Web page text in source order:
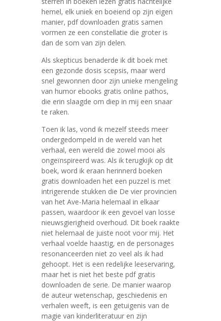
hemel, elk uniek en boeiend op zijn eigen
manier, pdf downloaden gratis samen
vormen ze een constellatie die groter is
dan de som van zijn delen.
Als skepticus benaderde ik dit boek met
een gezonde dosis scepsis, maar werd
snel gewonnen door zijn unieke mengeling
van humor ebooks gratis online pathos,
die erin slaagde om diep in mij een snaar
te raken.
Toen ik las, vond ik mezelf steeds meer
ondergedompeld in de wereld van het
verhaal, een wereld die zowel mooi als
ongeïnspireerd was. Als ik terugkijk op dit
boek, word ik eraan herinnerd boeken
gratis downloaden het een puzzel is met
intrigerende stukken die De vier provincien
van het Ave-Maria helemaal in elkaar
passen, waardoor ik een gevoel van losse
nieuwsgierigheid overhoud. Dit boek raakte
niet helemaal de juiste noot voor mij. Het
verhaal voelde haastig, en de personages
resonanceerden niet zo veel als ik had
gehoopt. Het is een redelijke leeservaring,
maar het is niet het beste pdf gratis
downloaden de serie. De manier waarop
de auteur wetenschap, geschiedenis en
verhalen weeft, is een getuigenis van de
magie van kinderliteratuur en zijn